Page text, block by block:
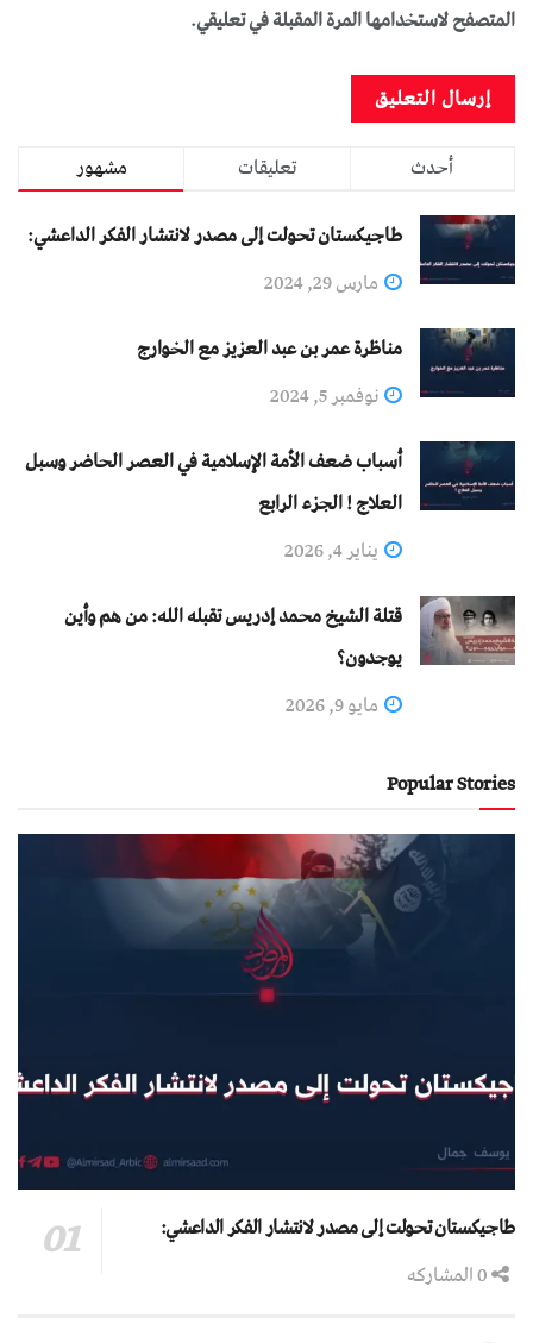
المتصفح لاستخدامها المرة المقبلة في تعليقي.
مشهور تعليقات
أحدث
طاجيكستان تحولت إلى مصدر لانتشار الفكر الداعشي:
مارس 29, 2024
مناظرة عمر بن عبد العزيز مع الخوارج
نوفمبر 5, 2024
أسباب ضعف الأمة الإسلامية في العصر الحاضر وسبل
العلاج ! الجزء الرابع
يناير 4, 2026
قتلة الشيخ محمد إدريس تقبله الله: من هم وأين
يوجدون؟
مايو 9, 2026
Popular Stories
طاجيكستان تحولت إلى مصدر لانتشار الفكر الداعشي: